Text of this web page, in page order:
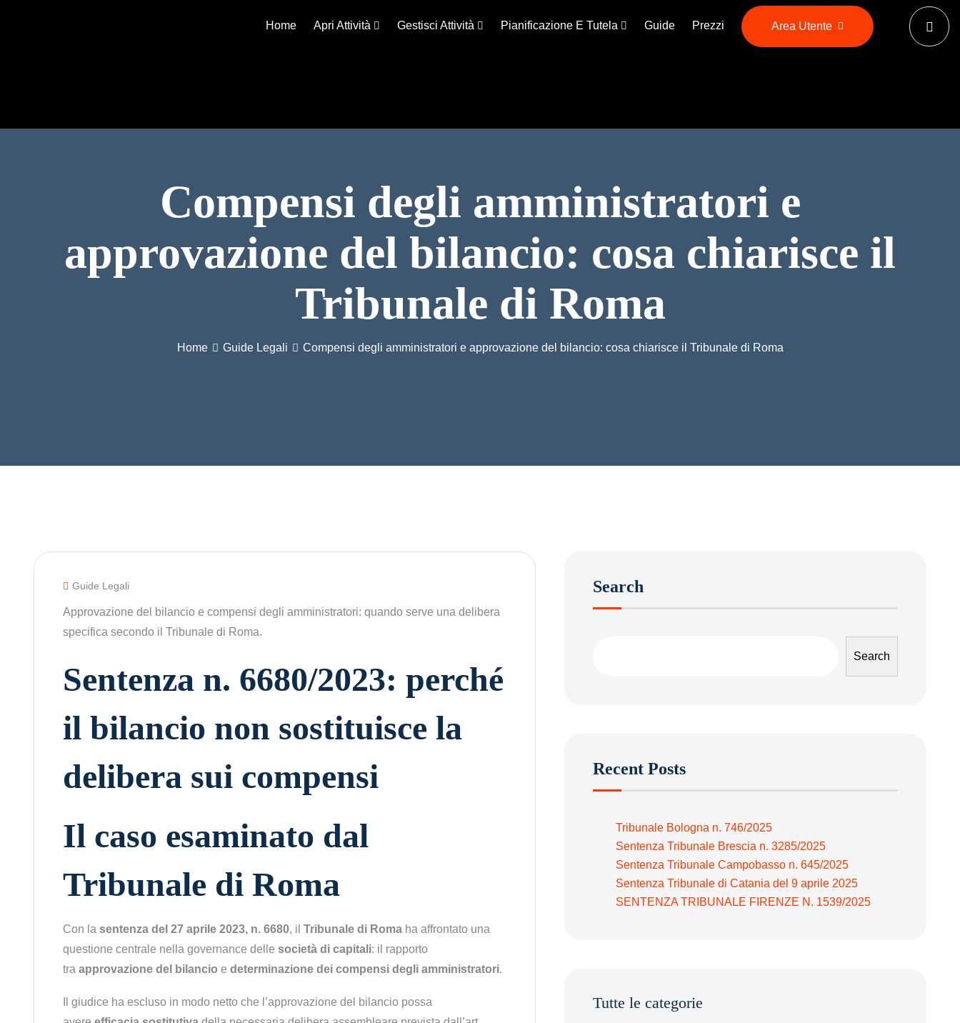
Home Apri Attività Gestisci Attività Pianificazione E Tutela Guide Prezzi Area Utente
Compensi degli amministratori e
approvazione del bilancio: cosa chiarisce il
Tribunale di Roma
Home Guide Legali Compensi degli amministratori e approvazione del bilancio: cosa chiarisce il Tribunale di Roma
Guide Legali
Approvazione del bilancio e compensi degli amministratori: quando serve una delibera
specifica secondo il Tribunale di Roma.
Sentenza n. 6680/2023: perché
il bilancio non sostituisce la
delibera sui compensi
Il caso esaminato dal
Tribunale di Roma
Con la sentenza del 27 aprile 2023, n. 6680, il Tribunale di Roma ha affrontato una
questione centrale nella governance delle società di capitali: il rapporto
tra approvazione del bilancio e determinazione dei compensi degli amministratori.
Il giudice ha escluso in modo netto che l’approvazione del bilancio possa
Search
Search
Recent Posts
Tribunale Bologna n. 746/2025
Sentenza Tribunale Brescia n. 3285/2025
Sentenza Tribunale Campobasso n. 645/2025
Sentenza Tribunale di Catania del 9 aprile 2025
SENTENZA TRIBUNALE FIRENZE N. 1539/2025